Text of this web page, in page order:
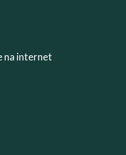
na internet